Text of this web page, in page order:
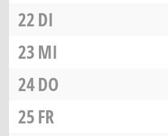
22DI
23MI
24DO
25FR